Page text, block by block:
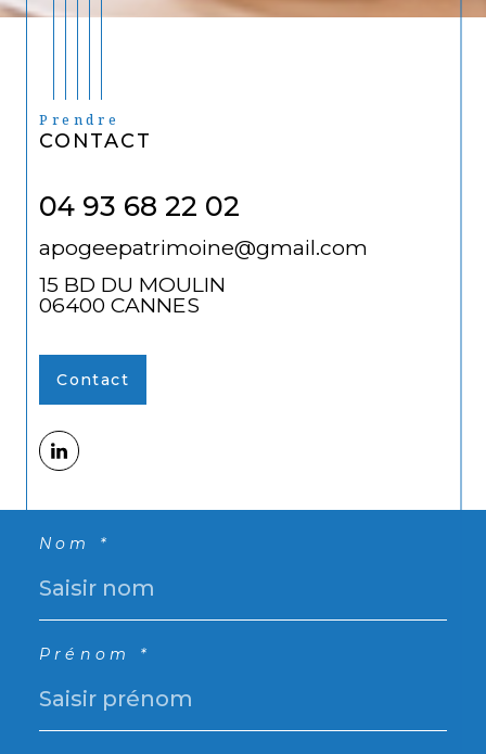
Nom *
Prénom *
Prendre
CONTACT
04 93 68 22 02
apogeepatrimoine@gmail.com
15 BD DU MOULIN
06400 CANNES
Contact